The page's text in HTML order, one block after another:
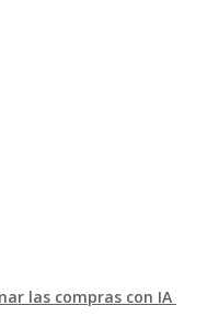
las compras con IA